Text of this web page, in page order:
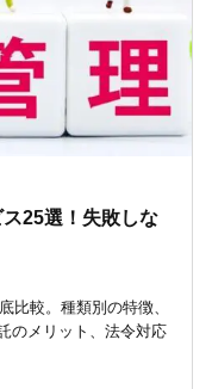
25選！失敗しな
比較。種類別の特徴、
のメリット、法令対応